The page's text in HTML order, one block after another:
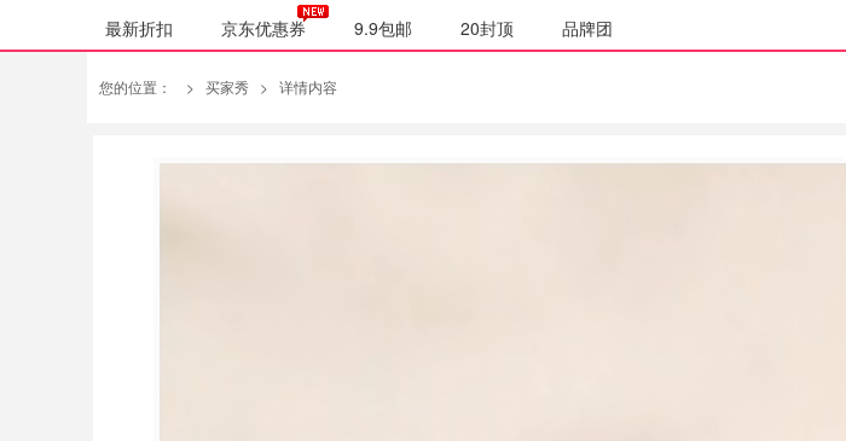
最新折扣 京东优惠券 9.9包邮 20封顶 品牌团
您的位置： > 买家秀 > 详情内容